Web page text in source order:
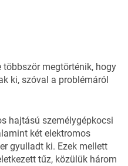
többször megtörténik, hogy
ki, szóval a problémáról
hajtású személygépkocsi
két elektromos
gyulladt ki. Ezek mellett
tűz, közülük három